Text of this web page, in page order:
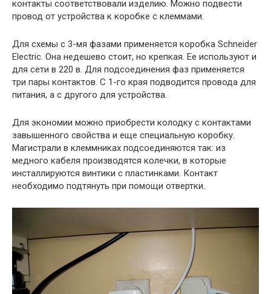
контакты соответствовали изделию. Можно подвести
провод от устройства к коробке с клеммами.
Для схемы с 3-мя фазами применяется коробка Schneider
Electric. Она недешево стоит, но крепкая. Ее используют и
для сети в 220 в. Для подсоединения фаз применяется
три пары контактов. С 1-го края подводится провода для
питания, а с другого для устройства.
Для экономии можно приобрести колодку с контактами
завышенного свойства и еще специальную коробку.
Магистрали в клеммниках подсоединяются так: из
медного кабеля производятся колечки, в которые
инсталлируются винтики с пластинками. Контакт
необходимо подтянуть при помощи отвертки.